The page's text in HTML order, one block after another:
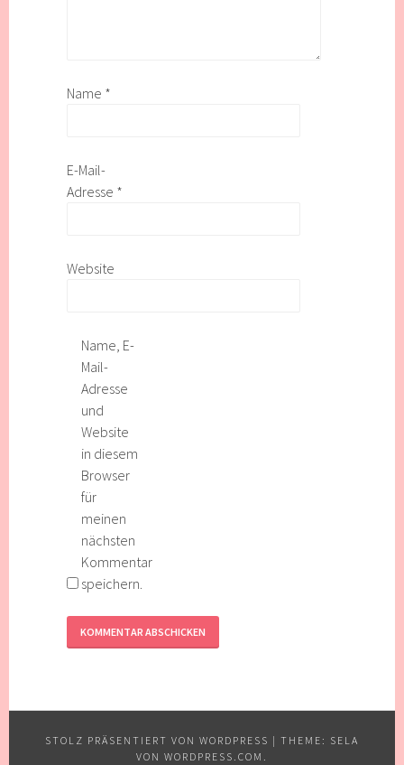
Name *
E-Mail-
Adresse *
Website
Name, E-
Mail-
Adresse
und
Website
in diesem
Browser
für
meinen
nächsten
Kommentar
speichern.
STOLZ PRÄSENTIERT VON WORDPRESS | THEME: SELA
VON WORDPRESS.COM